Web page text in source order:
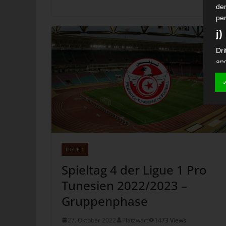
LIGUE 1
Spieltag 4 der Ligue 1 Pro
Tunesien 2022/2023 –
Gruppenphase
27. Oktober 2022 Platzwart
1473 Views
j)